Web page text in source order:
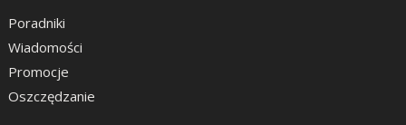
Poradniki
Wiadomości
Promocje
Oszczędzanie